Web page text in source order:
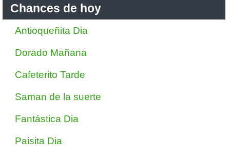
Chances de hoy
Antioqueñita Dia
Dorado Mañana
Cafeterito Tarde
Saman de la suerte
Fantástica Dia
Paisita Dia